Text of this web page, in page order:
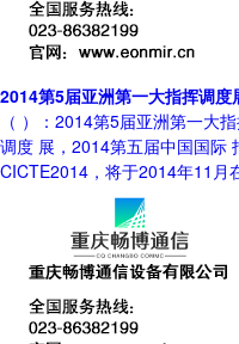
2014第5届亚洲第一大指挥调
（ ）：2014第5届亚洲第一大
调度 展，2014第五届中国国际
CICTE2014，将于2014年11月